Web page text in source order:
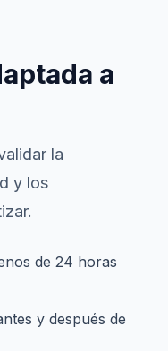
a
la
y los
de 24 horas
y después de